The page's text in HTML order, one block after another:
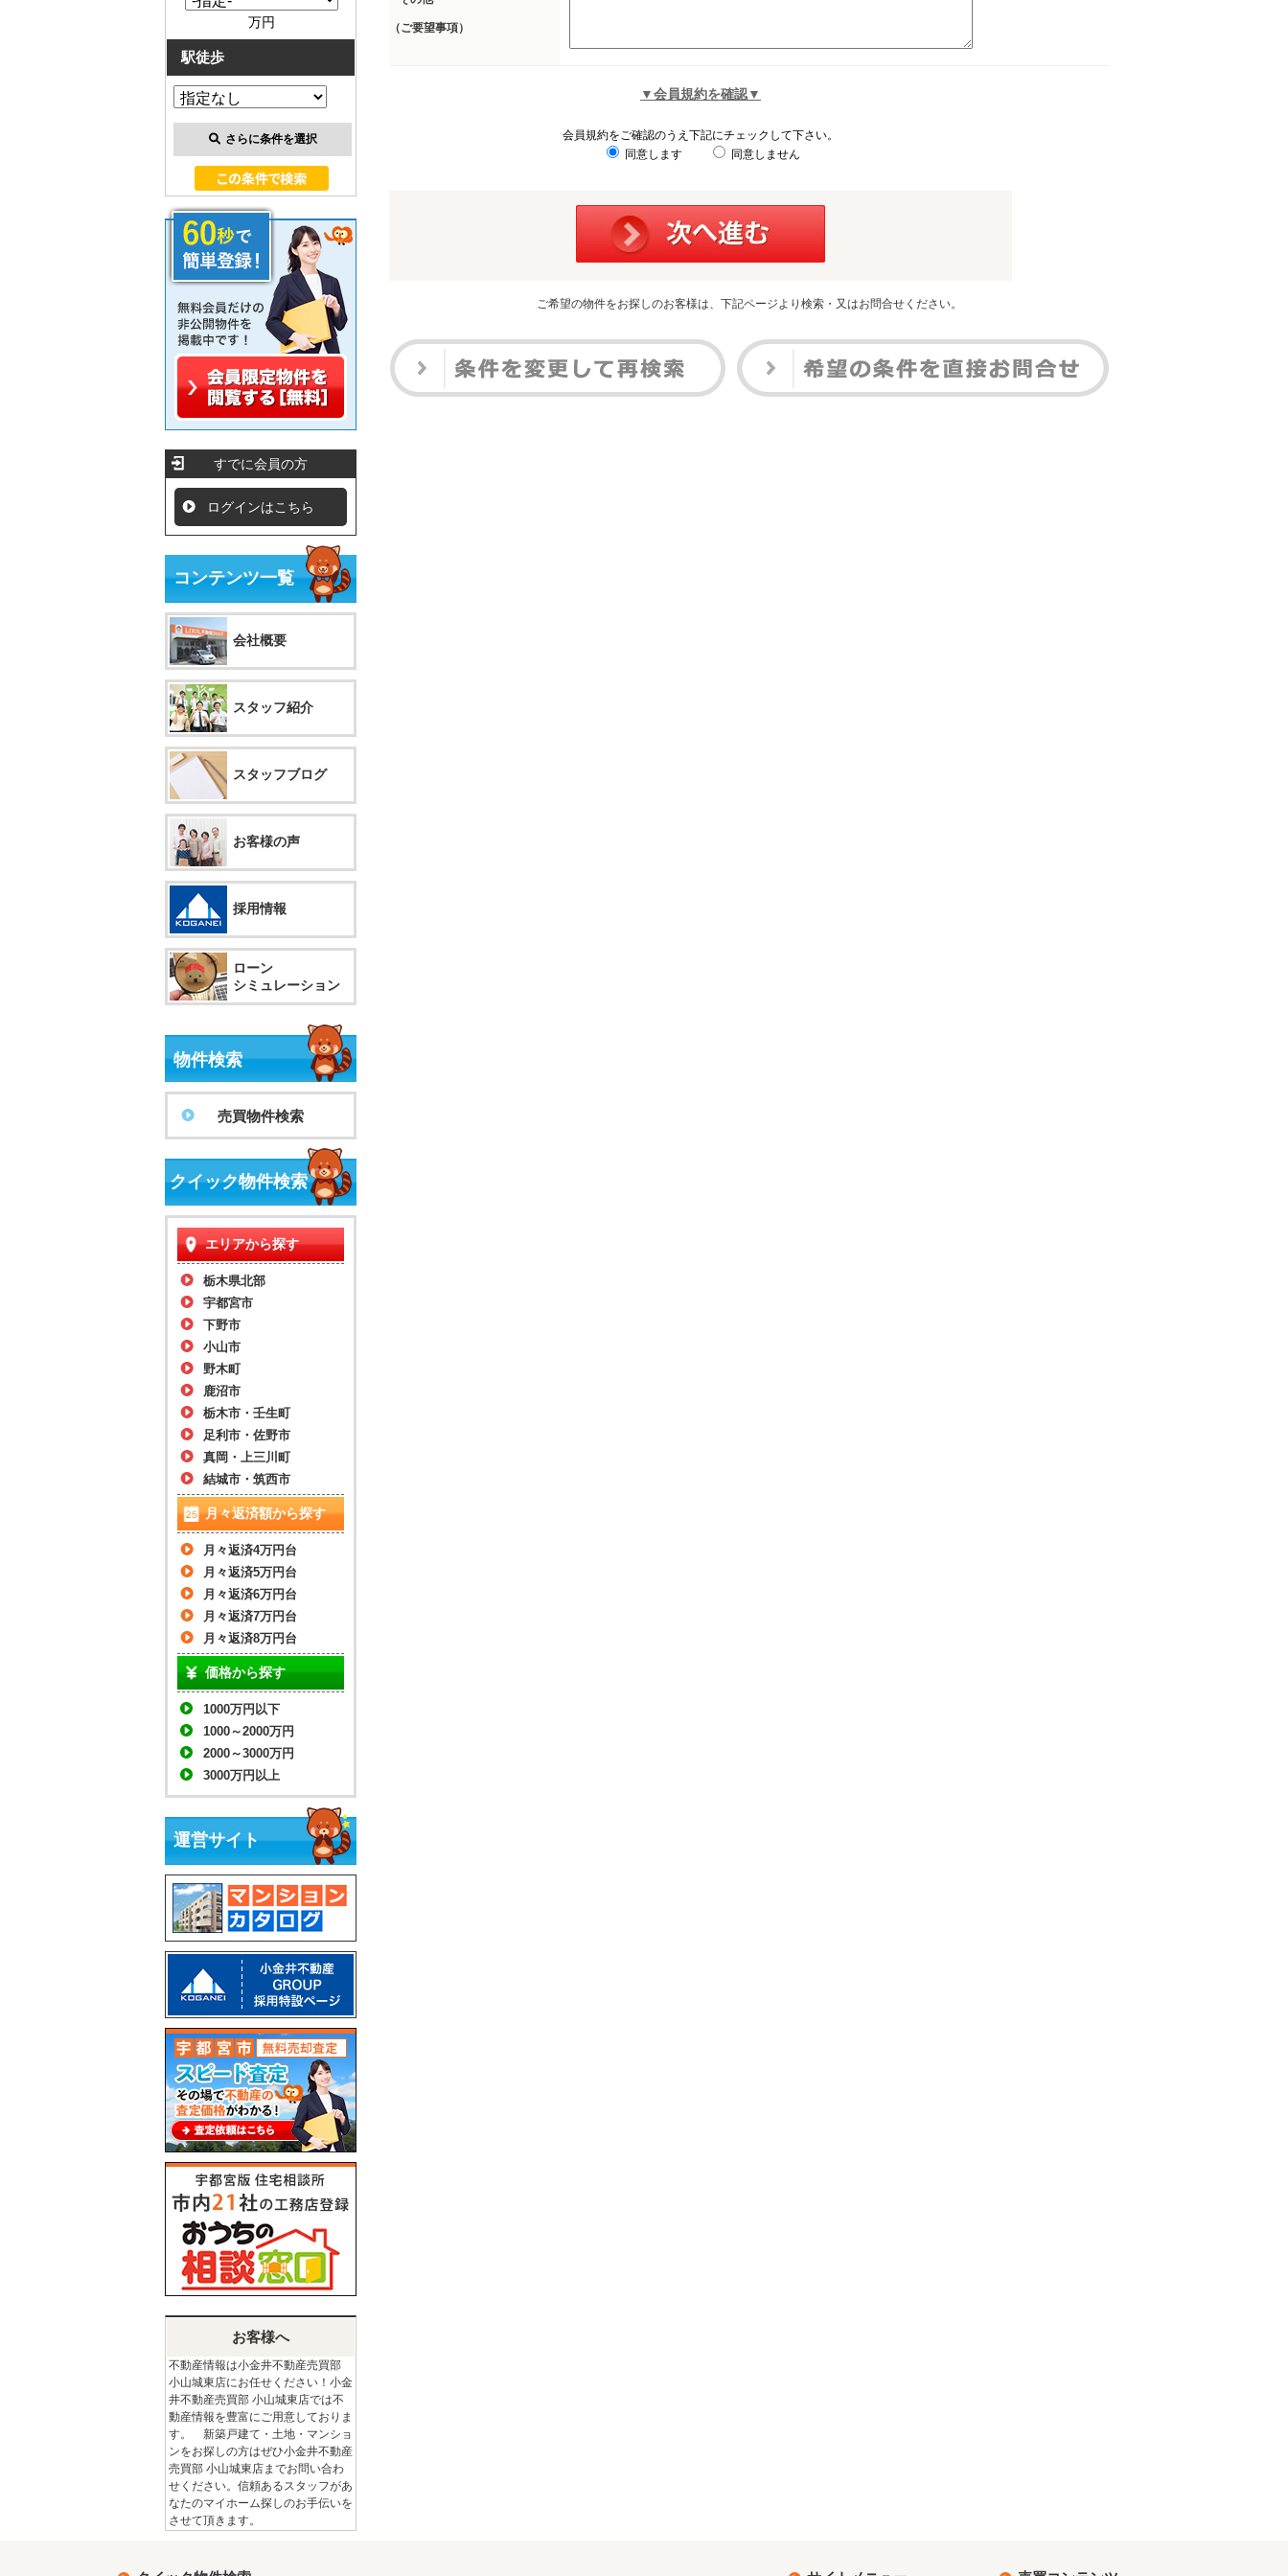
（ご要望事項）
▼会員規約を確認▼
会員規約をご確認のうえ下記にチェックして下さい。
同意します
同意しません
ご希望の物件をお探しのお客様は、下記ページより検索・又はお問合せください。
万円
駅徒歩
さらに条件を選択
すでに会員の方
ログインはこちら
コンテンツ一覧
会社概要
スタッフ紹介
スタッフブログ
お客様の声
採用情報
ローン
シミュレーション
物件検索
売買物件検索
クイック物件検索
エリアから探す
栃木県北部
宇都宮市
下野市
小山市
野木町
鹿沼市
栃木市・壬生町
足利市・佐野市
真岡・上三川町
結城市・筑西市
月々返済額から探す
月々返済4万円台
月々返済5万円台
月々返済6万円台
月々返済7万円台
月々返済8万円台
価格から探す
1000万円以下
1000～2000万円
2000～3000万円
3000万円以上
運営サイト
お客様へ
不動産情報は小金井不動産売買部
小山城東店にお任せください！小金
井不動産売買部 小山城東店では不
動産情報を豊富にご用意しておりま
す。 新築戸建て・土地・マンショ
ンをお探しの方はぜひ小金井不動産
売買部 小山城東店までお問い合わ
せください。信頼あるスタッフがあ
なたのマイホーム探しのお手伝いを
させて頂きます。